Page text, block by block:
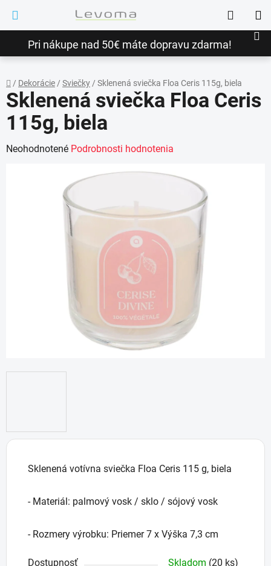
obsah
Pri nákupe nad 50€ máte dopravu zdarma!
Hľadať
Domov
/ Dekorácie/ Sviečky/ Sklenená sviečka Floa Ceris 115g, biela
Sklenená votívna sviečka Floa Ceris 115 g, biela
- Materiál: palmový vosk / sklo / sójový vosk
- Rozmery výrobku: Priemer 7 x Výška 7,3 cm
Dostupnosť Skladom (20 ks)
Sklenená sviečka Floa Ceris
115g, biela
Priemerné
Neohodnotené Podrobnosti hodnotenia